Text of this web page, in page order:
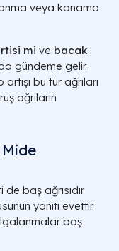
veya kanama
mi ve bacak
gündeme gelir.
bu tür ağrıları
ağrıların
baş ağrısıdır.
yanıtı evettir.
baş